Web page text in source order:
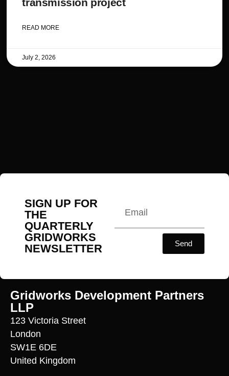
READ MORE
July 2, 2026
SIGN UP FOR
THE
QUARTERLY
GRIDWORKS
NEWSLETTER
Send
Gridworks Development Partners
LLP
123 Victoria Street
London
SW1E 6DE
United Kingdom